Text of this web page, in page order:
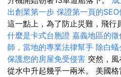
出創業第一步 保證第一頁的
這一點上，為了防止災難，飛行
什麼是卡式台胞證 嘉義地區的
師，當地的專業法律幫手 除白蟻
保護您的房屋免受侵害 突然，
從水中升起幾乎一兩米。 美國